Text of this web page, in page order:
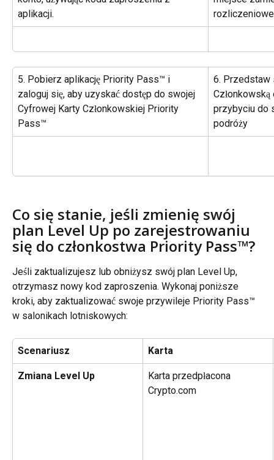
aplikacji.
5. Pobierz aplikację Priority Pass™ i
zaloguj się, aby uzyskać dostęp do swojej
Cyfrowej Karty Członkowskiej Priority
Pass™
6. Przedstaw
przybyciu do
podróży
Co się stanie, jeśli zmienię swój
plan Level Up po zarejestrowaniu
się do członkostwa Priority Pass™?
Jeśli zaktualizujesz lub obniżysz swój plan Level Up,
otrzymasz nowy kod zaproszenia. Wykonaj poniższe
kroki, aby zaktualizować swoje przywileje Priority Pass™
w salonikach lotniskowych:
Scenariusz Karta
Zmiana Level Up
Karta przedpłacona
Crypto.com